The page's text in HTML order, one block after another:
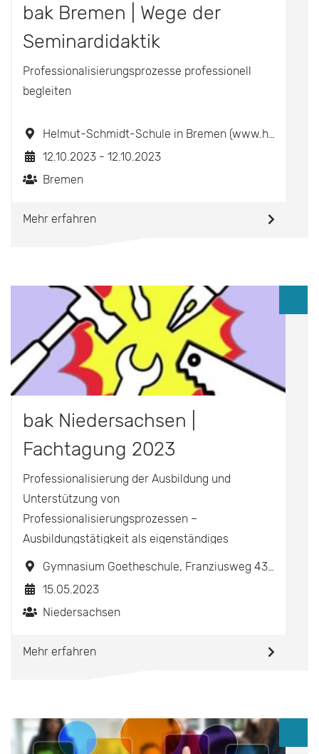
bak Bremen | Wege der
Seminardidaktik
Professionalisierungsprozesse professionell
begleiten
Helmut-Schmidt-Schule in Bremen (www.hss-hb.de)
12.10.2023 - 12.10.2023
Bremen
Mehr erfahren
bak Niedersachsen |
Fachtagung 2023
Professionalisierung der Ausbildung und
Unterstützung von
Professionalisierungsprozessen –
Ausbildungstätigkeit als eigenständiges
Berufsfeld
Gymnasium Goetheschule, Franziusweg 43, 30167 Hannover
15.05.2023
Niedersachsen
Mehr erfahren